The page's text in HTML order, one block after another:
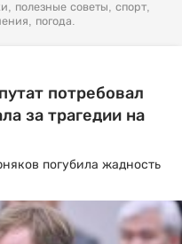
полезные советы, спорт,
погода.
потребовал
за трагедии на
погубила жадность